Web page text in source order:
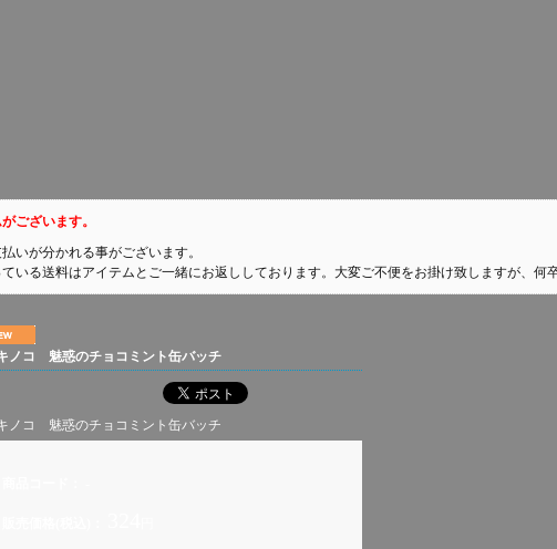
ございます。
いが分かれる事がございます。
いる送料はアイテムとご一緒にお返ししております。大変ご不便をお掛け致しますが、何
ノコ 魅惑のチョコミント缶バッチ
ノコ 魅惑のチョコミント缶バッチ